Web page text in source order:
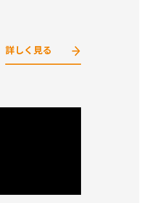
詳しく見る